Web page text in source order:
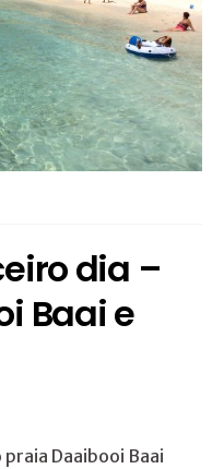
dia –
Baai e
Daaibooi Baai